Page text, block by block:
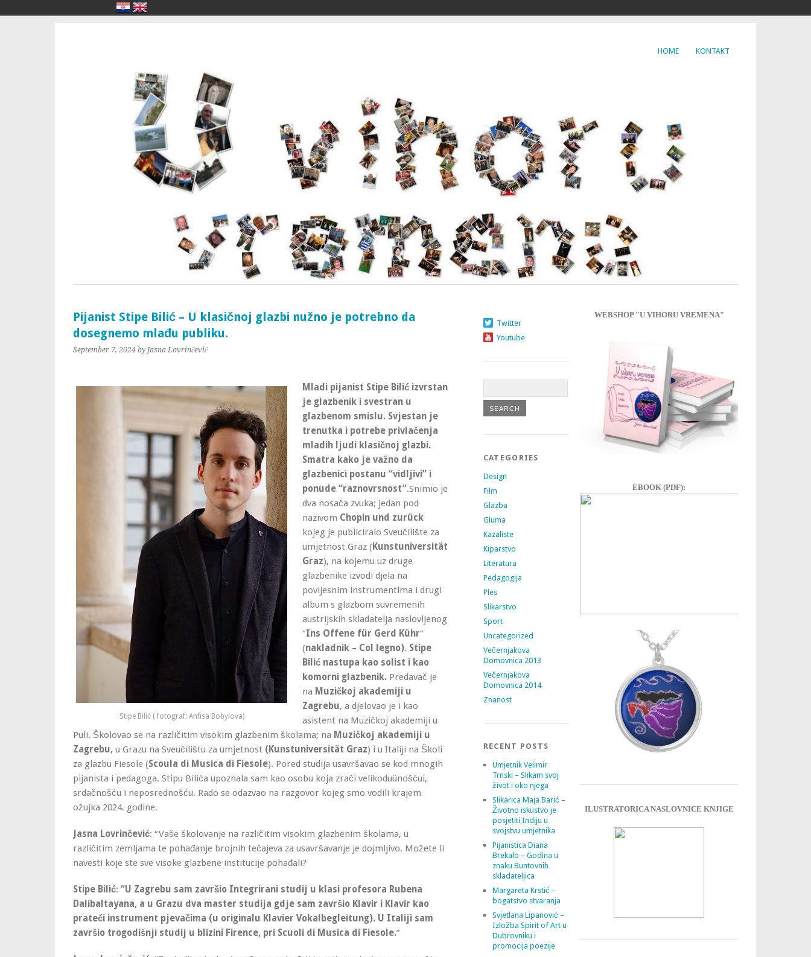
HOME KONTAKT
Pijanist Stipe Bilić – U klasičnoj glazbi nužno je potrebno da
dosegnemo mlađu publiku.
September 7, 2024 by Jasna Lovrinčević
Stipe Bilić ( fotograf: Anfisa Bobylova)
Mladi pijanist Stipe Bilić izvrstan
je glazbenik i svestran u
glazbenom smislu. Svjestan je
trenutka i potrebe privlačenja
mladih ljudi klasičnoj glazbi.
Smatra kako je važno da
glazbenici postanu “vidljivi” i
ponude “raznovrsnost”.Snimio je
dva nosača zvuka; jedan pod
nazivom Chopin und zurück
kojeg je publiciralo Sveučilište za
umjetnost Graz ( Kunstuniversität
Graz), na kojemu uz druge
glazbenike izvodi djela na
povijesnim instrumentima i drugi
album s glazbom suvremenih
austrijskih skladatelja naslovljenog
“Ins Offene für Gerd Kühr“
(nakladnik – Col legno). Stipe
Bilić nastupa kao solist i kao
komorni glazbenik. Predavač je
na Muzičkoj akademiji u
Zagrebu, a djelovao je i kao
asistent na Muzičkoj akademiji u
Puli. Školovao se na različitim visokim glazbenim školama; na Muzičkoj akademiji u
Zagrebu, u Grazu na Sveučilištu za umjetnost (Kunstuniversität Graz) i u Italiji na Školi
za glazbu Fiesole (Scoula di Musica di Fiesole). Pored studija usavršavao se kod mnogih
pijanista i pedagoga. Stipu Bilića upoznala sam kao osobu koja zrači velikoduünošćui,
srdačnošću i neposrednošću. Rado se odazvao na razgovor kojeg smo vodili krajem
ožujka 2024. godine.
Jasna Lovrinčević: “Vaše školovanje na različitim visokim glazbenim školama, u
različitim zemljama te pohađanje brojnih tečajeva za usavršavanje je dojmljivo. Možete li
navesti koje ste sve visoke glazbene institucije pohađali?
Stipe Bilić: “U Zagrebu sam završio Integrirani studij u klasi profesora Rubena
Dalibaltayana, a u Grazu dva master studija gdje sam završio Klavir i Klavir kao
prateći instrument pjevačima (u originalu Klavier Vokalbegleitung). U Italiji sam
završio trogodišnji studij u blizini Firence, pri Scuoli di Musica di Fiesole.”
Twitter
Youtube
CATEGORIES
Design
Film
Glazba
Gluma
Kazaliste
Kiparstvo
Literatura
Pedagogija
Ples
Slikarstvo
Sport
Uncategorized
Večernjakova
Domovnica 2013
Večernjakova
Domovnica 2014
Znanost
RECENT POSTS
Umjetnik Velimir
Trnski – Slikam svoj
život i oko njega
Slikarica Maja Barić –
Životno iskustvo je
posjetiti Indiju u
svojstvu umjetnika
Pijanistica Diana
Brekalo – Godina u
znaku Buntovnih
skladateljica
Margareta Krstić –
bogatstvo stvaranja
Svjetlana Lipanović –
Izložba Spirit of Art u
Dubrovniku i
promocija poezije
WEBSHOP "U VIHORU VREMENA"
EBOOK (PDF):
ILUSTRATORICA NASLOVNICE KNJIGE